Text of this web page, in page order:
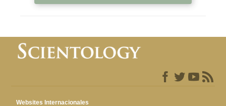
Websites Internacionales